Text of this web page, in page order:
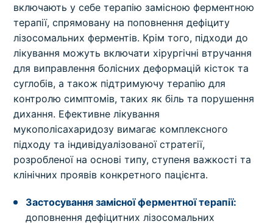
включають у себе терапію замісною ферментною
терапії, спрямовану на поповнення дефіциту
лізосомальних ферментів. Крім того, підходи до
лікування можуть включати хірургічні втручання
для виправлення болісних деформацій кісток та
суглобів, а також підтримуючу терапію для
контролю симптомів, таких як біль та порушення
дихання. Ефективне лікування
мукополісахаридозу вимагає комплексного
підходу та індивідуалізованої стратегії,
розробленої на основі типу, ступеня важкості та
клінічних проявів конкретного пацієнта.
Застосування замісної ферментної терапії:
доповнення дефіцитних лізосомальних